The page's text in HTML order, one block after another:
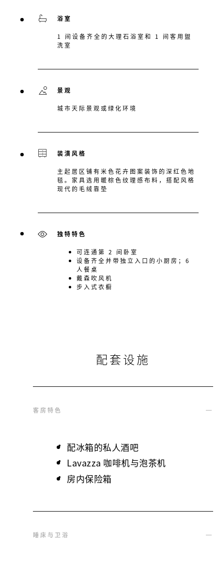
浴室
1 间设备齐全的大理石浴室和 1 间客用盥
洗室
景观
城市天际景观或绿化环境
装潢风格
主起居区铺有米色花卉图案装饰的深红色地
毯。家具选用暖棕色纹理感布料，搭配风格
现代的毛绒靠垫
独特特色
可连通第 2 间卧室
设备齐全并带独立入口的小厨房；6
人餐桌
戴森吹风机
步入式衣橱
配套设施
客房特色
配冰箱的私人酒吧
Lavazza 咖啡机与泡茶机
房内保险箱
睡床与卫浴